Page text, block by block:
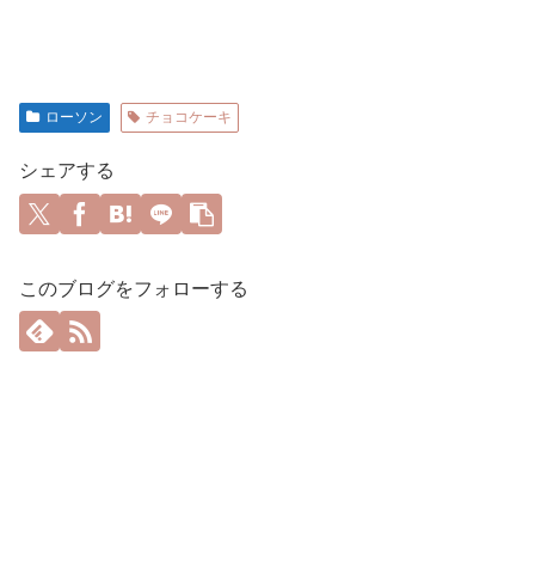
ローソン チョコケーキ
シェアする
このブログをフォローする